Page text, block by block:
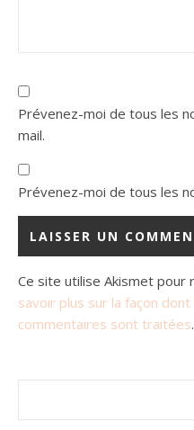
Prévenez-moi de tous les
mail.
Prévenez-moi de tous les
Ce site utilise Akismet pour
savoir plus sur la façon
commentaires sont traitées.